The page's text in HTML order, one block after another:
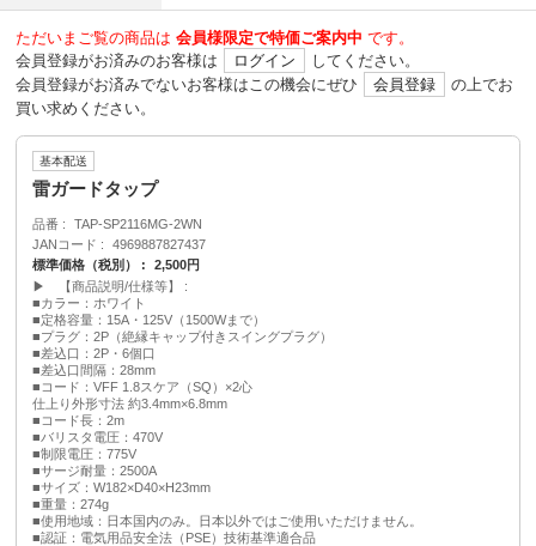
ただいまご覧の商品は 会員様限定で特価ご案内中 です。
会員登録がお済みのお客様は
ログイン
してください。
会員登録がお済みでないお客様はこの機会にぜひ
会員登録
の上でお
買い求めください。
基本配送
雷ガードタップ
品番
TAP-SP2116MG-2WN
JANコード
4969887827437
標準価格（税別）
2,500円
▶ 【商品説明/仕様等】
■カラー：ホワイト
■定格容量：15A・125V（1500Wまで）
■プラグ：2P（絶縁キャップ付きスイングプラグ）
■差込口：2P・6個口
■差込口間隔：28mm
■コード：VFF 1.8スケア（SQ）×2心
仕上り外形寸法 約3.4mm×6.8mm
■コード長：2m
■バリスタ電圧：470V
■制限電圧：775V
■サージ耐量：2500A
■サイズ：W182×D40×H23mm
■重量：274g
■使用地域：日本国内のみ。日本以外ではご使用いただけません。
■認証：電気用品安全法（PSE）技術基準適合品